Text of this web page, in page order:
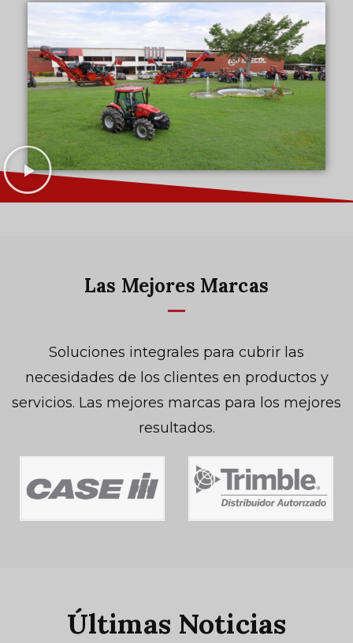
Las Mejores Marcas
Soluciones integrales para cubrir las
necesidades de los clientes en productos y
servicios. Las mejores marcas para los mejores
resultados.
Últimas Noticias